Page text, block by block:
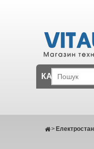
КАТАЛОГ
>